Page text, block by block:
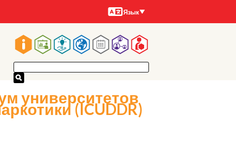
Main
navigation
Языки
Язык
университетов
(ICUDDR)